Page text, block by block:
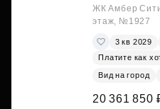
ЖК Амбер
этаж, №1927
3 кв 2029
Платите как
Вид на город
20 361 850